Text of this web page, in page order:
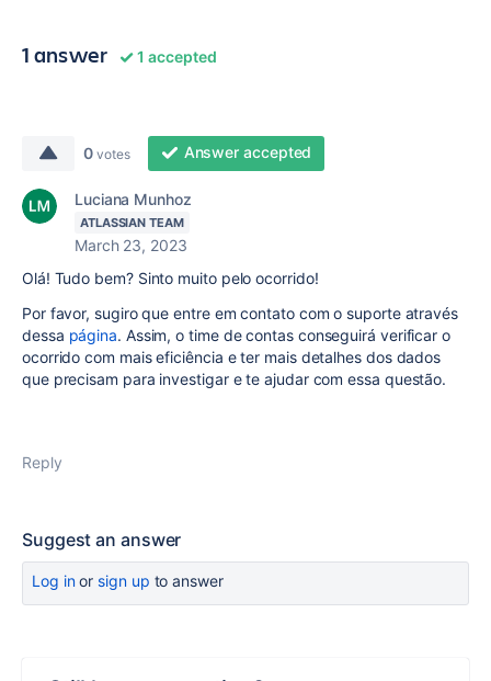
1 answer 1 accepted
0 votes Answer accepted
Luciana Munhoz
ATLASSIAN TEAM
March 23, 2023
Olá! Tudo bem? Sinto muito pelo ocorrido!
Por favor, sugiro que entre em contato com o suporte através
dessa página. Assim, o time de contas conseguirá verificar o
ocorrido com mais eficiência e ter mais detalhes dos dados
que precisam para investigar e te ajudar com essa questão.
Reply
Suggest an answer
Log inor sign up to answer